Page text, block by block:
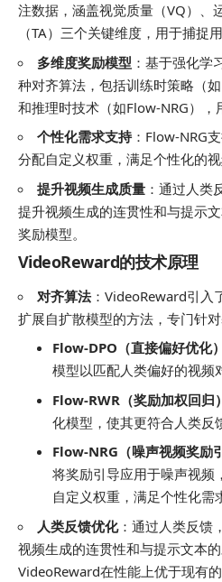
注数据，涵盖视觉质量（VQ）、
（TA）三个关键维度，用于捕捉
多维度奖励模型 ：基于强化学
种对齐算法，包括训练时策略（
和推理时技术（如Flow-NRG），
个性化需求支持：Flow-NRG
分配自定义权重，满足个性化的视
提升视频生成质量 ：通过人类
提升视频生成的连贯性和与提示
奖励模型。
VideoReward的技术原理
对齐算法：VideoReward引入
扩展自扩散模型的方法，专门针
Flow-DPO（直接偏好优化）
模型以匹配人类偏好的视频
Flow-RWR（奖励加权回归）
化模型，使其更符合人类反
Flow-NRG（噪声视频奖励
将奖励引导应用于噪声视频
自定义权重，满足个性化需
人类反馈优化：通过人类反馈
视频生成的连贯性和与提示文本
VideoReward在性能上优于现有